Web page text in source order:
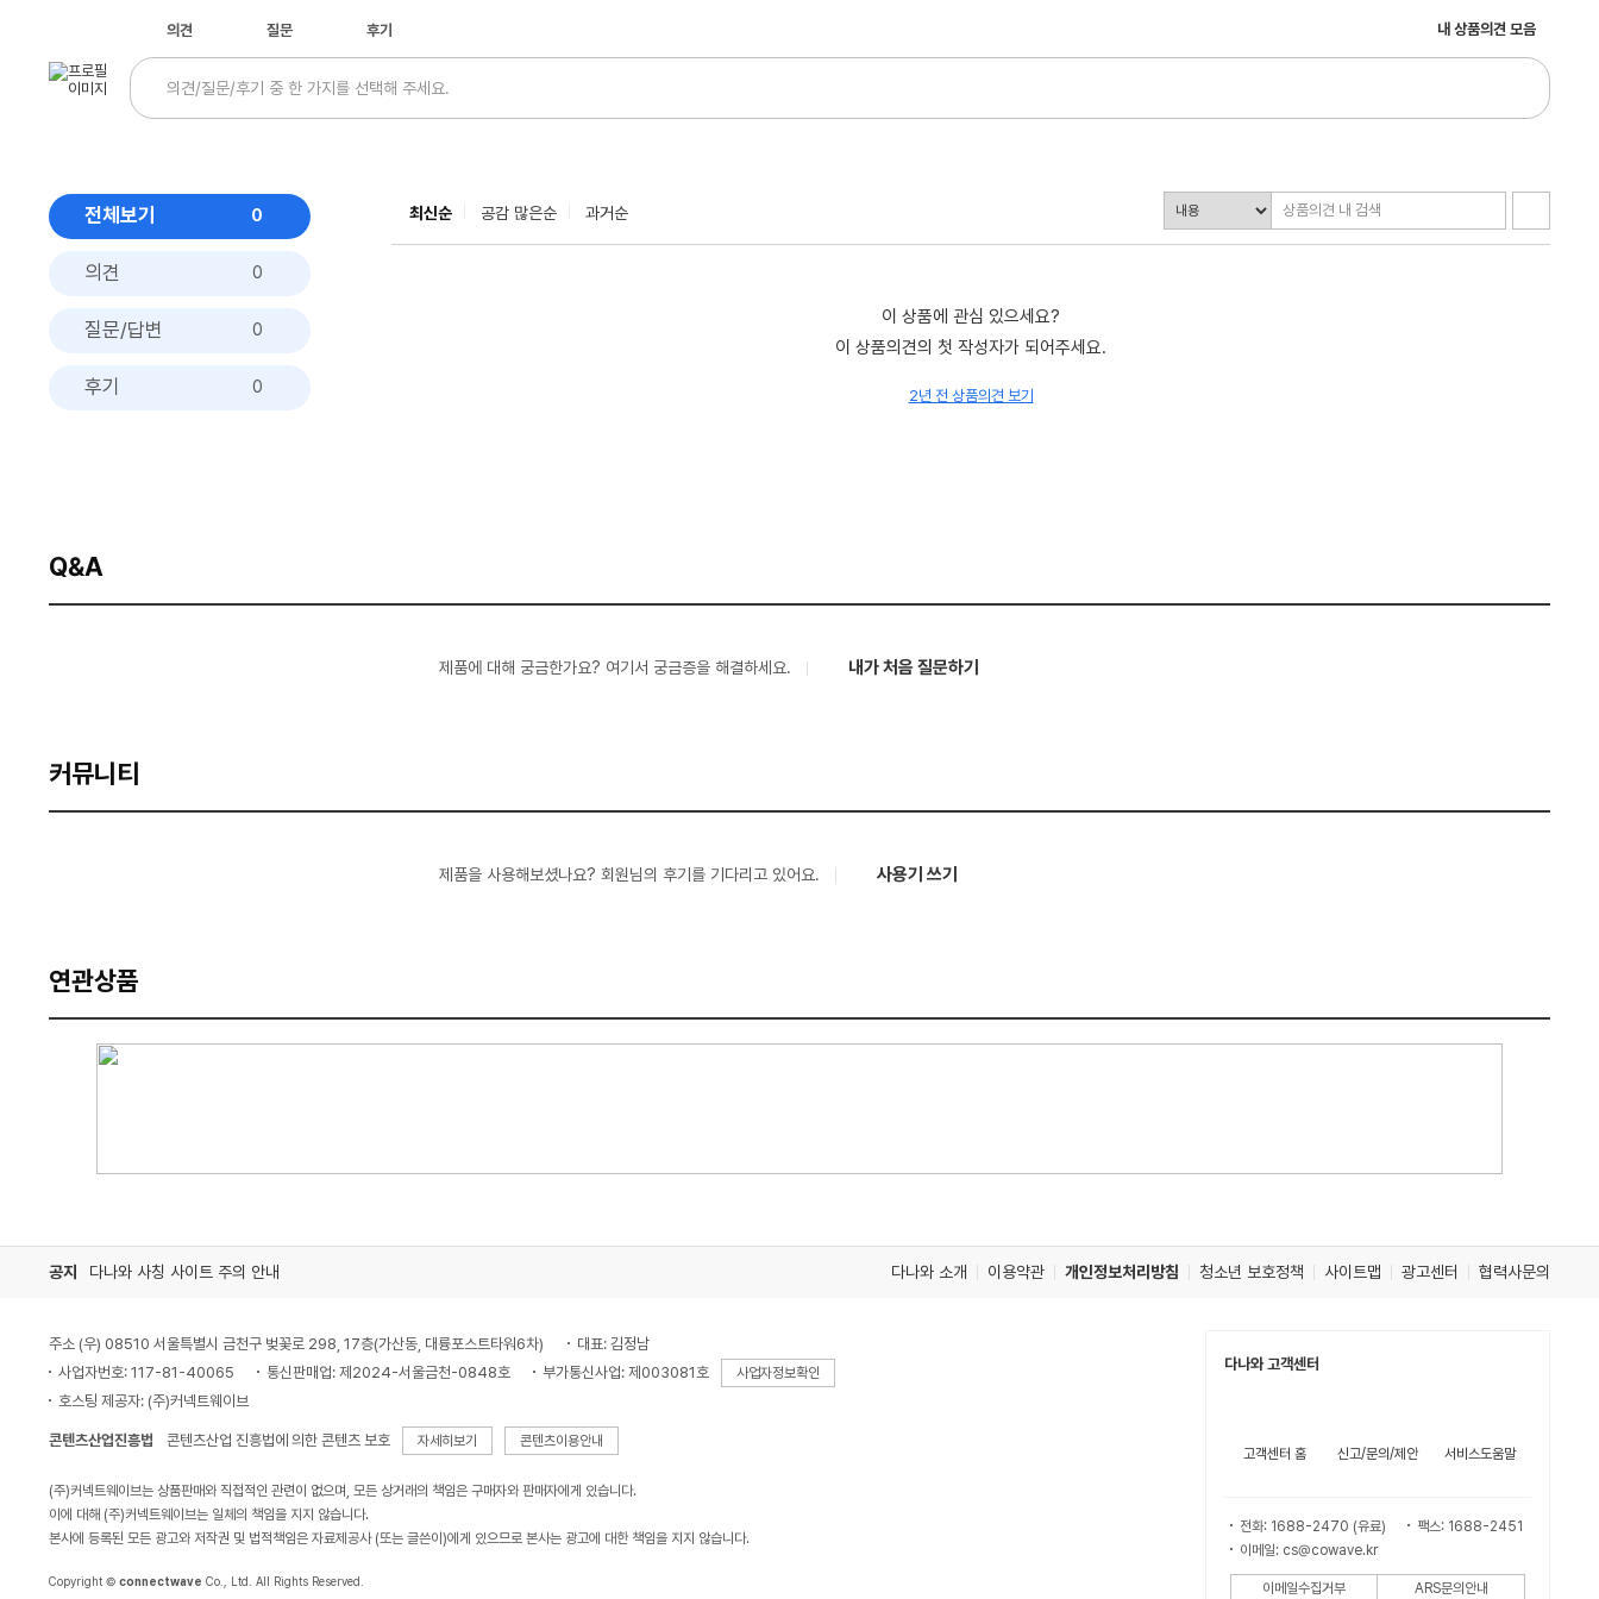
내 상품의견 모음
의견 질문 후기
전체보기 0
의견 0
질문/답변 0
후기 0
최신순 공감 많은순 과거순
이 상품에 관심 있으세요?
이 상품의견의 첫 작성자가 되어주세요.
2년 전 상품의견 보기
Q&A
제품에 대해 궁금한가요? 여기서 궁금증을 해결하세요. 내가 처음 질문하기
커뮤니티
제품을 사용해보셨나요? 회원님의 후기를 기다리고 있어요. 사용기 쓰기
연관상품
공지 다나와 사칭 사이트 주의 안내 다나와 소개 이용약관 개인정보처리방침 청소년 보호정책 사이트맵 광고센터 협력사문의
주소 (우) 08510 서울특별시 금천구 벚꽃로 298, 17층(가산동, 대륭포스트타워6차)
대표: 김정남
사업자번호: 117-81-40065
통신판매업: 제2024-서울금천-0848호 부가통신사업: 제003081호 사업자정보확인
호스팅 제공자: (주)커넥트웨이브
콘텐츠산업진흥법 콘텐츠산업 진흥법에 의한 콘텐츠 보호 자세히보기 콘텐츠이용안내
(주)커넥트웨이브는 상품판매와 직접적인 관련이 없으며, 모든 상거래의 책임은 구매자와 판매자에게 있습니다.
이에 대해 (주)커넥트웨이브는 일체의 책임을 지지 않습니다.
본사에 등록된 모든 광고와 저작권 및 법적책임은 자료제공사 (또는 글쓴이)에게 있으므로 본사는 광고에 대한 책임을 지지 않습니다.
Copyright © connectwave Co., Ltd. All Rights Reserved.
다나와 고객센터
고객센터 홈 신고/문의/제안 서비스도움말
전화: 1688-2470 (유료)
팩스: 1688-2451
이메일: cs@cowave.kr
이메일수집거부 ARS문의안내